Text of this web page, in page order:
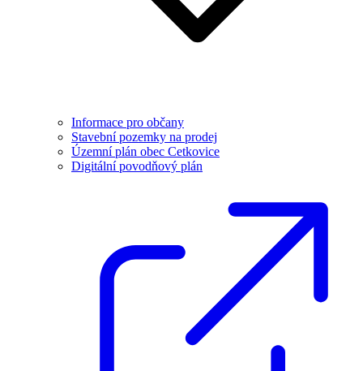
Informace pro občany
Stavební pozemky na prodej
Územní plán obec Cetkovice
Digitální povodňový plán